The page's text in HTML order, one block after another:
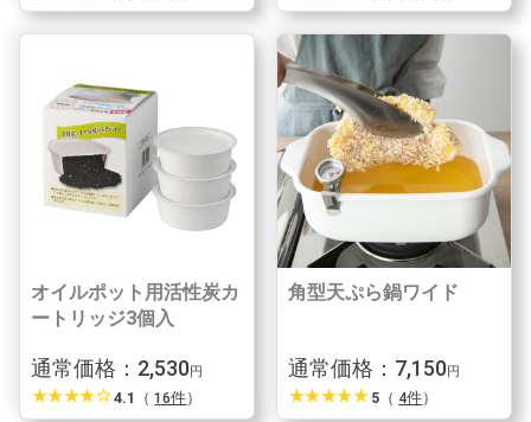
オイルポット用活性炭カ
ートリッジ3個入
通常価格：2,530円
star_ratestar_ratestar_ratestar_ratestar_border 4.1 （16件）
角型天ぷら鍋ワイド
通常価格：7,150円
star_ratestar_ratestar_ratestar_ratestar_rate 5 （ 4件）